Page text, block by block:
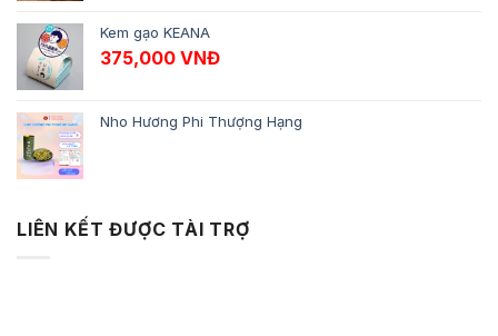
Kem gạo KEANA
375,000 VNĐ
Nho Hương Phi Thượng Hạng
LIÊN KẾT ĐƯỢC TÀI TRỢ